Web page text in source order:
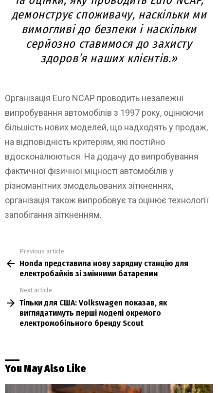
демонструє споживачу, наскільки ми
вимогливі до безпеки і наскільки
серйозно ставимося до захисту
здоров’я наших клієнтів.»
Організація Euro NCAP проводить незалежні
випробування автомобілів з 1997 року, оцінюючи
більшість нових моделей, що надходять у продаж,
на відповідність критеріям, які постійно
вдосконалюються. На додачу до випробування
фактичної фізичної міцності автомобілів у
різноманітних змодельованих зіткненнях,
організація також випробовує та оцінює технології
запобігання зіткненням.
more
Previous article
Honda представила нову зарядну станцію для
електробайків зі змінними батареями
Next article
Тільки для США: Volkswagen показав, як
виглядатимуть перші моделі окремого
електромобільного бренду Scout
You May Also Like